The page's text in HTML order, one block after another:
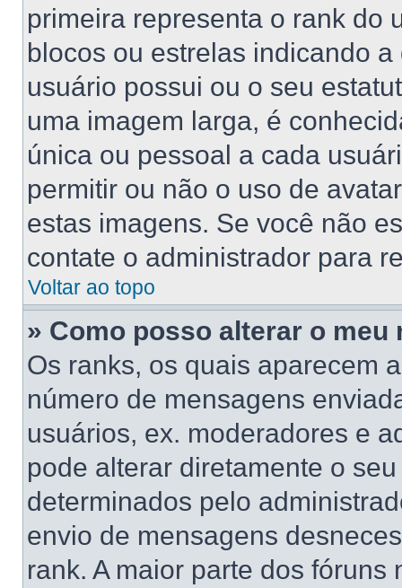
primeira representa o rank do
blocos ou estrelas indicando
usuário possui ou o seu
uma imagem larga, é
única ou pessoal a cada
permitir ou não o uso de
estas imagens. Se você não
contate o administrador para
Voltar ao topo
» Como posso alterar o meu
Os ranks, os quais aparecem
número de mensagens
usuários, ex. moderadores e
pode alterar diretamente o
determinados pelo
envio de mensagens
rank. A maior parte dos